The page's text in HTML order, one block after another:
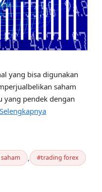
yang bisa digunakan
saham
yang pendek dengan
, trading forex